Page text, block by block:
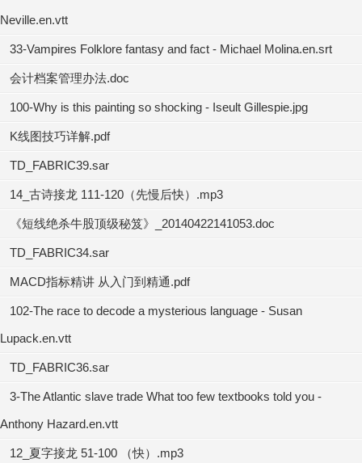
Neville.en.vtt
33-Vampires Folklore fantasy and fact - Michael Molina.en.srt
会计档案管理办法.doc
100-Why is this painting so shocking - Iseult Gillespie.jpg
K线图技巧详解.pdf
TD_FABRIC39.sar
14_古诗接龙 111-120（先慢后快）.mp3
《短线绝杀牛股顶级秘笈》_20140422141053.doc
TD_FABRIC34.sar
MACD指标精讲 从入门到精通.pdf
102-The race to decode a mysterious language - Susan
Lupack.en.vtt
TD_FABRIC36.sar
3-The Atlantic slave trade What too few textbooks told you -
Anthony Hazard.en.vtt
12_夏字接龙 51-100 （快）.mp3